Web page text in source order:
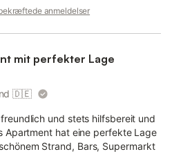
anmeldelser
mit perfekter Lage
🇩🇪
und stets hilfsbereit und
Apartment hat eine perfekte Lage
Strand, Bars, Supermarkt